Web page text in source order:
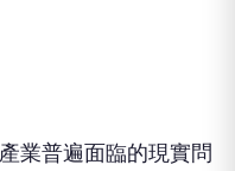
業普遍面臨的現實問